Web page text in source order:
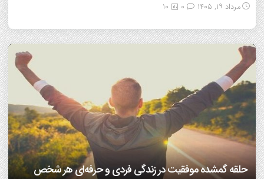
مرداد ۱۹, ۱۴۰۵ 10
حلقه گمشده موفقیت در زندگی فردی و حرفه‌ای هر شخص
افراد مضطرب دنیا را متفاوت می بینند!
فرزندپروری با هوش مصنوعی صحیح است یا غلط؟
7 مهارتی که هم همسفر خوب می‌سازه، هم همسر خوب!/
اینفوگرافیک
دانشمندان بعد از سی سال تحقیق می گویند: عشق هم از قوانین
ریاضی پیروی می‌کند!/ ویدئو